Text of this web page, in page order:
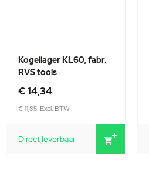
Kogellager KL60, fabr.
RVS tools
€ 14,34
€ 11,85
Direct leverbaar